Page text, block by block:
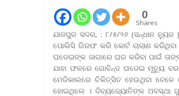
0
Shares
ଯାଜପୁର ସଦର, : ୮/୫/୨୬ (ସନ୍ଧାନ
ପୋଲିସି ଗିରଫ କରି କୋର୍ଟ ଚାଲାଣ
ଘଡେଇଙ୍କ ଜାଗାରେ ଘର କରିବା ପାଇଁ
ଯାହା ଫଳରେ ଗୋବିନ୍ଦ ଘଡେଇ ମୃତ୍ୟୁ
ମେଡିକାଲରେ ଚିକିତ୍ସିତ ହେଉଥିବା
ହୋଇଥିଲେ । ଦିବ୍ୟଜ୍ୟୋତିଙ୍କ ଅବସ୍ଥା